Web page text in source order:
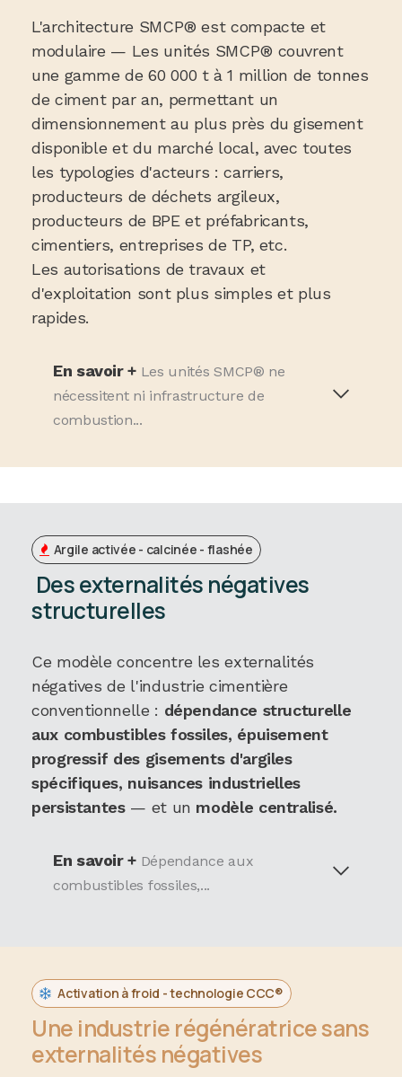
L'architecture SMCP® est compacte et
modulaire — Les unités SMCP® couvrent
une gamme de 60 000 t à 1 million de tonnes
de ciment par an, permettant un
dimensionnement au plus près du gisement
disponible et du marché local, avec toutes
les typologies d'acteurs : carriers,
producteurs de déchets argileux,
producteurs de BPE et préfabricants,
cimentiers, entreprises de TP, etc.
Les autorisations de travaux et
d'exploitation sont plus simples et plus
rapides.
En savoir + Les unités SMCP® ne
nécessitent ni infrastructure de
combustion...
Argile activée - calcinée - flashée
Des externalités négatives
structurelles
Ce modèle concentre les externalités
négatives de l'industrie cimentière
conventionnelle : dépendance structurelle
aux combustibles fossiles, épuisement
progressif des gisements d'argiles
spécifiques, nuisances industrielles
persistantes— et un modèle centralisé.
En savoir + Dépendance aux
combustibles fossiles,...
Activation à froid - technologie CCC®
Une industrie régénératrice sans
externalités négatives